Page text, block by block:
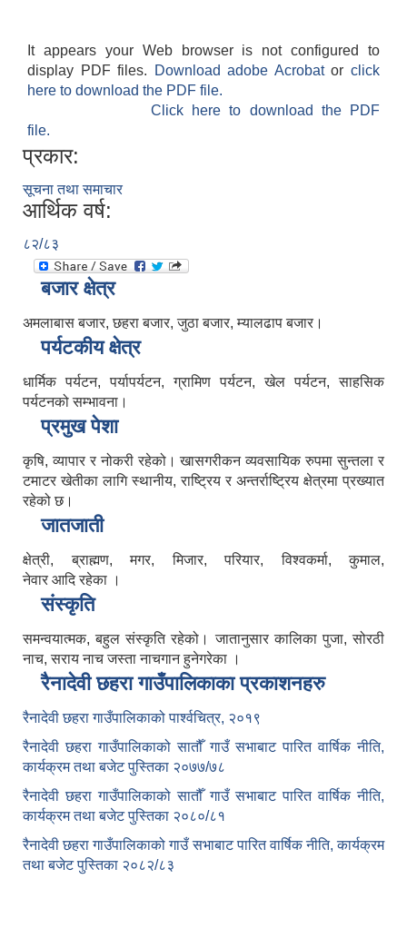
It appears your Web browser is not configured to
display PDF files.
Download adobe Acrobatorclick
here to download the PDF file.
Click here to download the PDF
file.
प्रकार:
सूचना तथा समाचार
आर्थिक वर्ष:
८२/८३
बजार क्षेत्र
अमलाबास बजार, छहरा बजार, जुठा बजार, म्यालढाप बजार।
पर्यटकीय क्षेत्र
धार्मिक पर्यटन, पर्यापर्यटन, ग्रामिण पर्यटन, खेल पर्यटन, साहसिक
पर्यटनको सम्भावना।
प्रमुख पेशा
कृषि, व्यापार र नोकरी रहेको। खासगरीकन व्यवसायिक रुपमा सुन्तला र
टमाटर खेतीका लागि स्थानीय, राष्ट्रिय र अन्तर्राष्ट्रिय क्षेत्रमा प्रख्यात
रहेको छ।
जातजाती
क्षेत्री, ब्राह्मण, मगर, मिजार, परियार, विश्वकर्मा, कुमाल,
नेवार आदि रहेका ।
संस्कृति
समन्वयात्मक, बहुल संस्कृति रहेको। जातानुसार कालिका पुजा, सोरठी
नाच, सराय नाच जस्ता नाचगान हुनेगरेका ।
रैनादेवी छहरा गाउँपालिकाका प्रकाशनहरु
रैनादेवी छहरा गाउँपालिकाको पार्श्वचित्र, २०१९
रैनादेवी छहरा गाउँपालिकाको सातौँ गाउँ सभाबाट पारित वार्षिक नीति,
कार्यक्रम तथा बजेट पुस्तिका २०७७/७८
रैनादेवी छहरा गाउँपालिकाको सातौँ गाउँ सभाबाट पारित वार्षिक नीति,
कार्यक्रम तथा बजेट पुस्तिका २०८०/८१
रैनादेवी छहरा गाउँपालिकाको गाउँ सभाबाट पारित वार्षिक नीति, कार्यक्रम
तथा बजेट पुस्तिका २०८२/८३